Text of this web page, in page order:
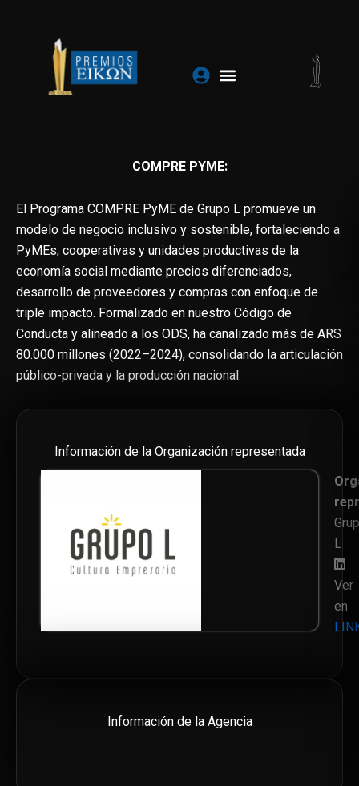
contenido
COMPRE PYME:
El Programa COMPRE PyME de Grupo L promueve un
modelo de negocio inclusivo y sostenible, fortaleciendo a
PyMEs, cooperativas y unidades productivas de la
economía social mediante precios diferenciados,
desarrollo de proveedores y compras con enfoque de
triple impacto. Formalizado en nuestro Código de
Conducta y alineado a los ODS, ha canalizado más de ARS
80.000 millones (2022–2024), consolidando la articulación
público-privada y la producción nacional.
Información de la Organización representada
L
Ver
en
Información de la Agencia